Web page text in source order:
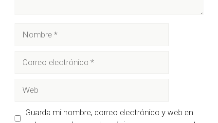
electrónico
Guarda mi nombre, correo electrónico y web en